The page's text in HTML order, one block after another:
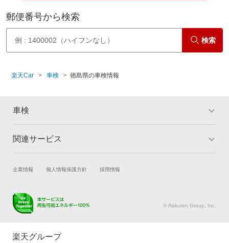
郵便番号から検索
検索
楽天Car 車検 徳島県の車検情報
車検
トップ
車検の基礎知識 キャンペーン一覧
関連サービス
試乗・商談 新車購入
キズ修理予約
メンテナンス管理
タイヤ交換サービス
企業情報 個人情報保護方針 採用情報
© Rakuten Group, Inc.
楽天グループ